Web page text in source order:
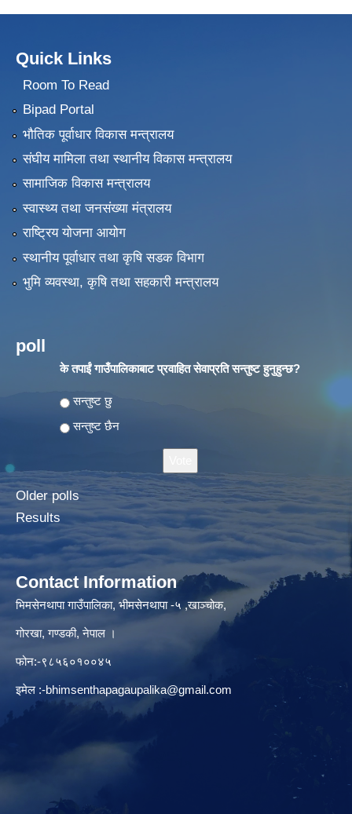
Quick Links
Room To Read
Bipad Portal
भौतिक पूर्वाधार विकास मन्त्रालय
संघीय मामिला तथा स्थानीय विकास मन्त्रालय
सामाजिक विकास मन्त्रालय
स्वास्थ्य तथा जनसंख्या मंत्रालय
राष्ट्रिय योजना आयोग
स्थानीय पूर्वाधार तथा कृषि सडक विभाग
भुमि व्यवस्था, कृषि तथा सहकारी मन्त्रालय
poll
के तपाईं गाउँपालिकाबाट प्रवाहित सेवाप्रति सन्तुष्ट हुनुहुन्छ?
Choices
सन्तुष्ट छु
सन्तुष्ट छैन
Older polls
Results
Contact Information
भिमसेनथापा गाउँपालिका, भीमसेनथापा -५ ,खाञ्चोक,
गोरखा, गण्डकी, नेपाल ।
फोन:-९८५६०१००४५
इमेल :-bhimsenthapagaupalika@gmail.com